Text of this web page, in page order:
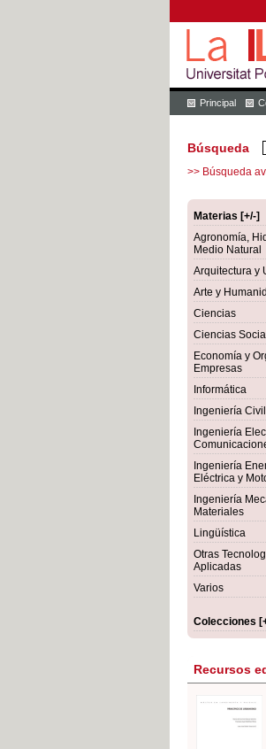
Principal
Búsqueda
>> Búsqueda
Materias [+/-]
Agronomía,
Medio Natural
Arquitectura y
Arte y
Ciencias
Ciencias
Economía y
Empresas
Informática
Ingeniería Civil
Ingeniería
Ingeniería
Eléctrica y
Ingeniería
Materiales
Lingüística
Otras
Aplicadas
Varios
Colecciones
Recursos